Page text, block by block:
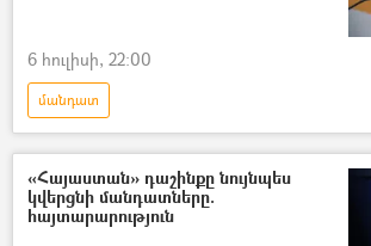
6 հուլիսի, 22:00
մանդատ
Արմեն Բաղդասարյան (քաղաքական մեկնաբան)
Ազգային ժողովի ընտրություններ
Իշխանություն
ընդդիմություն
«Հայաստան» դաշինքը նույնպես
կվերցնի մանդատները.
հայտարարություն